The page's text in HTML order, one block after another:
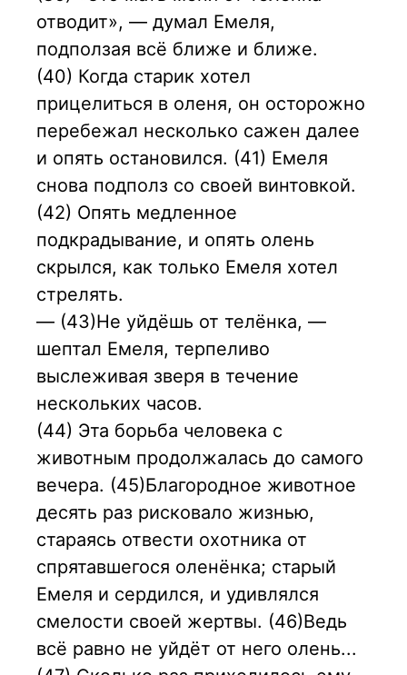
отводит», — думал Емеля,
подползая всё ближе и ближе.
(40) Когда старик хотел
прицелиться в оленя, он осторожно
перебежал несколько сажен далее
и опять остановился. (41) Емеля
снова подполз со своей винтовкой.
(42) Опять медленное
подкрадывание, и опять олень
скрылся, как только Емеля хотел
стрелять.
— (43)Не уйдёшь от телёнка, —
шептал Емеля, терпеливо
выслеживая зверя в течение
нескольких часов.
(44) Эта борьба человека с
животным продолжалась до самого
вечера. (45)Благородное животное
десять раз рисковало жизнью,
стараясь отвести охотника от
спрятавшегося оленёнка; старый
Емеля и сердился, и удивлялся
смелости своей жертвы. (46)Ведь
всё равно не уйдёт от него олень...